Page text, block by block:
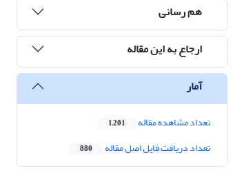
هم رسانی
ارجاع به این مقاله
آمار
تعداد مشاهده مقاله 1,201
تعداد دریافت فایل اصل مقاله 880